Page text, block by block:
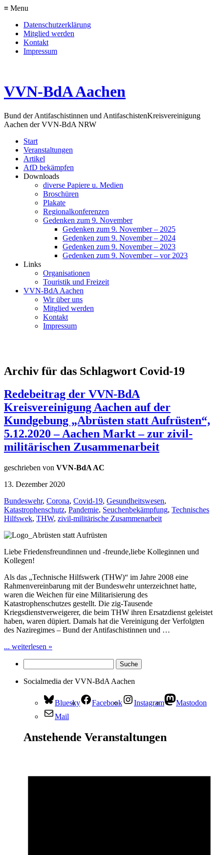
≡ Menu
Datenschutzerklärung
Mitglied werden
Kontakt
Impressum
VVN-BdA Aachen
Bund der Antifaschistinnen und AntifaschistenKreisvereinigung
Aachen der VVN-BdA NRW
Start
Veranstaltungen
Artikel
AfD bekämpfen
Downloads
diverse Papiere u. Medien
Broschüren
Plakate
Regionalkonferenzen
Gedenken zum 9. November
Gedenken zum 9. November – 2025
Gedenken zum 9. November – 2024
Gedenken zum 9. November – 2023
Gedenken zum 9. November – vor 2023
Links
Organisationen
Touristik und Freizeit
VVN-BdA Aachen
Wir über uns
Mitglied werden
Kontakt
Impressum
Archiv für das Schlagwort Covid-19
Redebeitrag der VVN-BdA
Kreisvereinigung Aachen auf der
Kundgebung „Abrüsten statt Aufrüsten“,
5.12.2020 – Aachen Markt – zur zivil-
militärischen Zusammenarbeit
geschrieben von VVN-BdA AC
13. Dezember 2020
Bundeswehr, Corona, Covid-19, Gesundheitswesen,
Katastrophenschutz, Pandemie, Seuchenbekämpfung, Technisches
Hilfswek, THW, zivil-militärische Zusammenarbeit
Liebe Friedensfreundinnen und -freunde,liebe Kolleginnen und
Kollegen!
Als das „Technische Hilfswerk (THW)“ im Jahre 2008 eine
Rahmenvereinbarung mit der Bundeswehr unterzeichnet hatte,
waren die Weichen für eine Militarisierung des
Katastrophenschutzes gestellt. Die zig-Tausende
Kriegsdienstverweigerer, die beim THW ihren Ersatzdienst geleistet
haben, waren düpiert. Damals hat die Vereinigung der Verfolgten
des Naziregimes – Bund der Antifaschistinnen und …
... weiterlesen »
Socialmedia der VVN-BdA Aachen
Bluesky Facebook Instagram
Mastodon
Mail
Anstehende Veranstaltungen